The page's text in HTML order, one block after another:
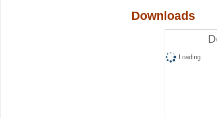
Downloads
Loading...